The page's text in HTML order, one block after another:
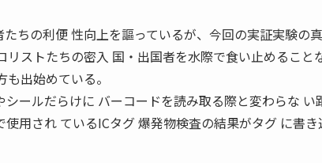
ちの利便 性向上を謳っているが、今回の実証実験の
リストたちの密入 国・出国者を水際で食い止めること
出始めている。
ールだらけに バーコードを読み取る際と変わらな い
用され ているICタグ 爆発物検査の結果がタグ に書